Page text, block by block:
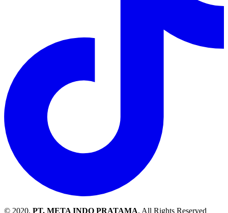
© 2020. PT. META INDO PRATAMA. All Rights Reserved